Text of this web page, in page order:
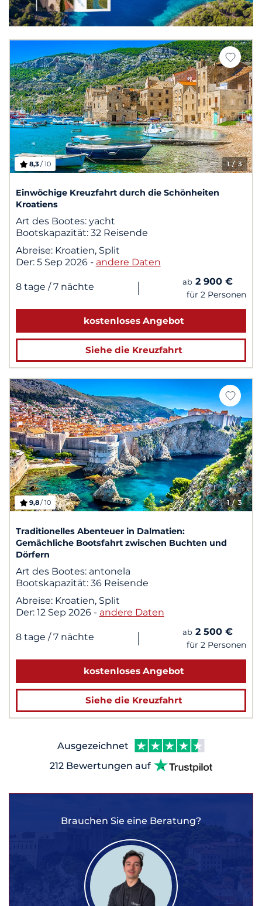
1/ 3
8,3/ 10
Einwöchige Kreuzfahrt durch die Schönheiten
Kroatiens
Art des Bootes: yacht
Bootskapazität: 32 Reisende
Abreise: Kroatien, Split
Der: 5 Sep 2026 - andere Daten
8 tage / 7 nächte | ab 2 900 €
für 2 Personen
kostenloses Angebot
Siehe die Kreuzfahrt
1/ 3
9,8/ 10
Traditionelles Abenteuer in Dalmatien:
Gemächliche Bootsfahrt zwischen Buchten und
Dörfern
Art des Bootes: antonela
Bootskapazität: 36 Reisende
Abreise: Kroatien, Split
Der: 12 Sep 2026 - andere Daten
8 tage / 7 nächte | ab 2 500 €
für 2 Personen
kostenloses Angebot
Siehe die Kreuzfahrt
Ausgezeichnet
212 Bewertungen auf
Brauchen Sie eine Beratung?